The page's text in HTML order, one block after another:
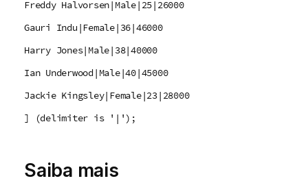
Freddy Halvorsen|Male|25|26000
Gauri Indu|Female|36|46000
Harry Jones|Male|38|40000
Ian Underwood|Male|40|45000
Jackie Kingsley|Female|23|28000
] (delimiter is '|');
Saiba mais